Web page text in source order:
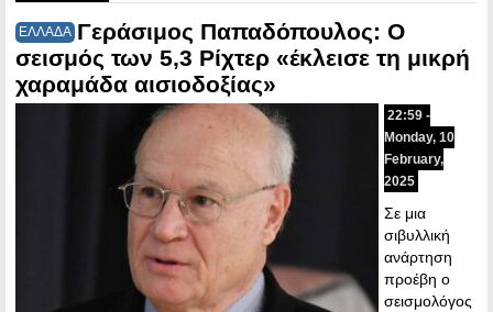
ΕΛΛΑΔΑ Γεράσιμος Παπαδόπουλος: Ο
σεισμός των 5,3 Ρίχτερ «έκλεισε τη μικρή
χαραμάδα αισιοδοξίας»
22:59 -
Monday, 10
February,
2025
Σε μια
σιβυλλική
ανάρτηση
προέβη ο
σεισμολόγος